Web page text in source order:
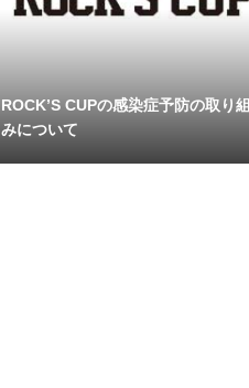
ROCK’S CUPの感染症予防の取り組
みについて